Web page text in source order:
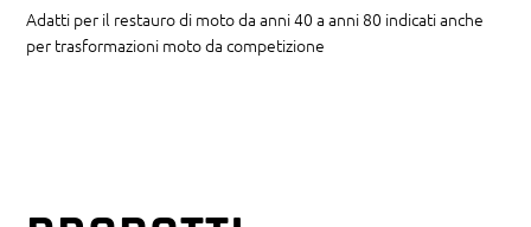
Adatti per il restauro di moto da anni 40 a anni 80 indicati anche
per trasformazioni moto da competizione